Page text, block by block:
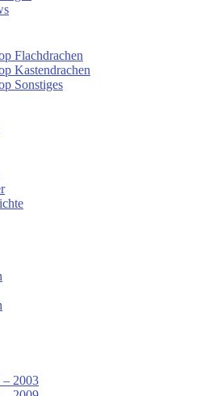
Flachdrachen
Kastendrachen
Sonstiges
– 2003